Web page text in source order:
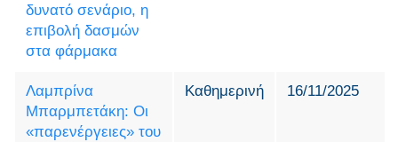
δυνατό σενάριο, η
επιβολή δασμών
στα φάρμακα
Λαμπρίνα
Μπαρμπετάκη: Οι
«παρενέργειες» του
Καθημερινή 16/11/2025